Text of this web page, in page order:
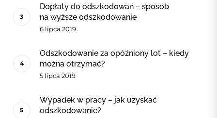
Dopłaty do odszkodowań – sposób
na wyższe odszkodowanie
6 lipca 2019
Odszkodowanie za opóźniony lot – kiedy
można otrzymać?
5 lipca 2019
Wypadek w pracy – jak uzyskać
odszkodowanie?